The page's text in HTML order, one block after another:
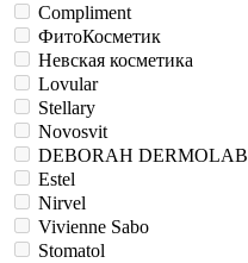
Compliment
ФитоКосметик
Невская косметика
Lovular
Stellary
Novosvit
DEBORAH DERMOLAB
Estel
Nirvel
Vivienne Sabo
Stomatol